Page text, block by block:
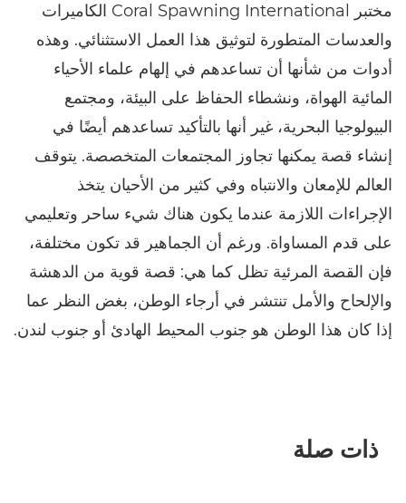
مختبر Coral Spawning International الكاميرات
والعدسات المتطورة لتوثيق هذا العمل الاستثنائي. وهذه
أدوات من شأنها أن تساعدهم في إلهام علماء الأحياء
المائية الهواة، ونشطاء الحفاظ على البيئة، ومجتمع
البيولوجيا البحرية، غير أنها بالتأكيد تساعدهم أيضًا في
إنشاء قصة يمكنها تجاوز المجتمعات المتخصصة. يتوقف
العالم للإمعان والانتباه وفي كثير من الأحيان يتخذ
الإجراءات اللازمة عندما يكون هناك شيء ساحر وتعليمي
على قدم المساواة. ورغم أن الجماهير قد تكون مختلفة،
فإن القصة المرئية تظل كما هي: قصة قوية من الدهشة
والإلحاح والأمل تنتشر في أرجاء الوطن، بغض النظر عما
إذا كان هذا الوطن هو جنوب المحيط الهادئ أو جنوب لندن.
ذات صلة